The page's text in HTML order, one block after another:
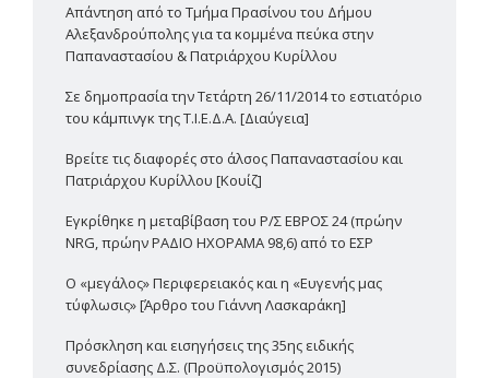
Απάντηση από το Τμήμα Πρασίνου του Δήμου
Αλεξανδρούπολης για τα κομμένα πεύκα στην
Παπαναστασίου & Πατριάρχου Κυρίλλου
Σε δημοπρασία την Τετάρτη 26/11/2014 το εστιατόριο
του κάμπινγκ της Τ.Ι.Ε.Δ.Α. [Διαύγεια]
Βρείτε τις διαφορές στο άλσος Παπαναστασίου και
Πατριάρχου Κυρίλλου [Κουίζ]
Εγκρίθηκε η μεταβίβαση του Ρ/Σ ΕΒΡΟΣ 24 (πρώην
NRG, πρώην ΡΑΔΙΟ ΗΧΟΡΑΜΑ 98,6) από το ΕΣΡ
Ο «μεγάλος» Περιφερειακός και η «Ευγενής μας
τύφλωσις» [Άρθρο του Γιάννη Λασκαράκη]
Πρόσκληση και εισηγήσεις της 35ης ειδικής
συνεδρίασης Δ.Σ. (Προϋπολογισμός 2015)